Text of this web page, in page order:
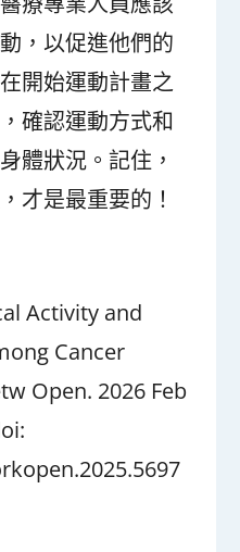
，以促進他們的
開始運動計畫之
確認運動方式和
體狀況。記住，
才是最重要的！
Activity and
Cancer
Open. 2026 Feb